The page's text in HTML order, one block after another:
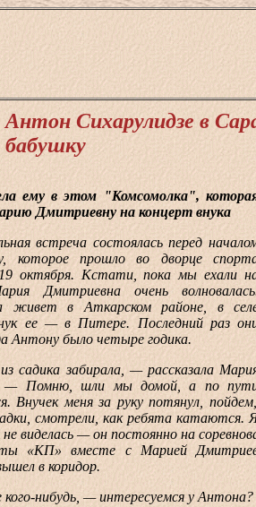
Антон Сихарулидзе в
бабушку
в этом "Комсомолка",
Дмитриевну на концерт внука
встреча состоялась перед
которое прошло во дворце
октября. Кстати, пока мы ехали
Дмитриевна очень
живет в Аткарском районе, в
ее — в Питере. Последний раз
Антону было четыре годика.
забирала, — рассказала
— Помню, шли мы домой, а по
Внучек меня за руку потянул,
смотрели, как ребята катаются.
виделась — он постоянно на
«КП» вместе с Марией
в коридор.
нибудь, — интересуемся у Антона?